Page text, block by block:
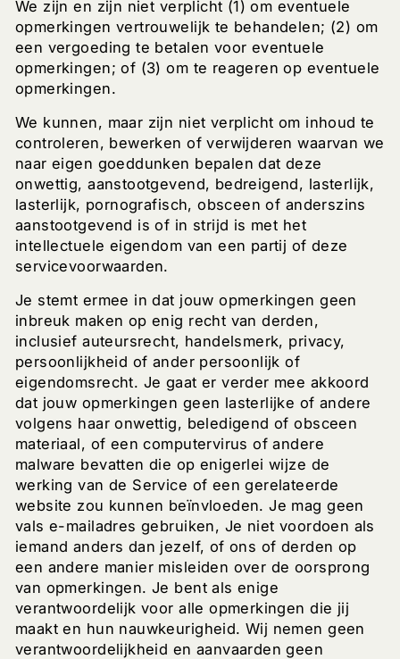
We zijn en zijn niet verplicht (1) om eventuele
opmerkingen vertrouwelijk te behandelen; (2) om
een ​​vergoeding te betalen voor eventuele
opmerkingen; of (3) om te reageren op eventuele
opmerkingen.
We kunnen, maar zijn niet verplicht om inhoud te
controleren, bewerken of verwijderen waarvan we
naar eigen goeddunken bepalen dat deze
onwettig, aanstootgevend, bedreigend, lasterlijk,
lasterlijk, pornografisch, obsceen of anderszins
aanstootgevend is of in strijd is met het
intellectuele eigendom van een partij of deze
servicevoorwaarden.
Je stemt ermee in dat jouw opmerkingen geen
inbreuk maken op enig recht van derden,
inclusief auteursrecht, handelsmerk, privacy,
persoonlijkheid of ander persoonlijk of
eigendomsrecht. Je gaat er verder mee akkoord
dat jouw opmerkingen geen lasterlijke of andere
volgens haar onwettig, beledigend of obsceen
materiaal, of een computervirus of andere
malware bevatten die op enigerlei wijze de
werking van de Service of een gerelateerde
website zou kunnen beïnvloeden. Je mag geen
vals e-mailadres gebruiken, Je niet voordoen als
iemand anders dan jezelf, of ons of derden op
een andere manier misleiden over de oorsprong
van opmerkingen. Je bent als enige
verantwoordelijk voor alle opmerkingen die jij
maakt en hun nauwkeurigheid. Wij nemen geen
verantwoordelijkheid en aanvaarden geen